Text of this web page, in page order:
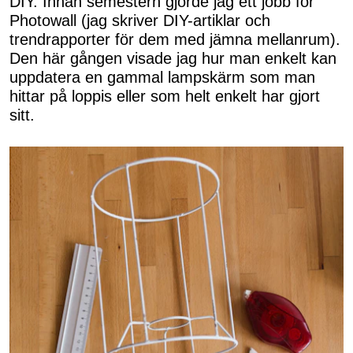
Photowall (jag skriver DIY-artiklar och
trendrapporter för dem med jämna mellanrum).
Den här gången visade jag hur man enkelt kan
uppdatera en gammal lampskärm som man
hittar på loppis eller som helt enkelt har gjort
sitt.